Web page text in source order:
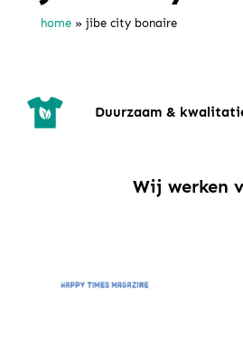
home » jibe city bonaire
Duurzaam &
Wij werken